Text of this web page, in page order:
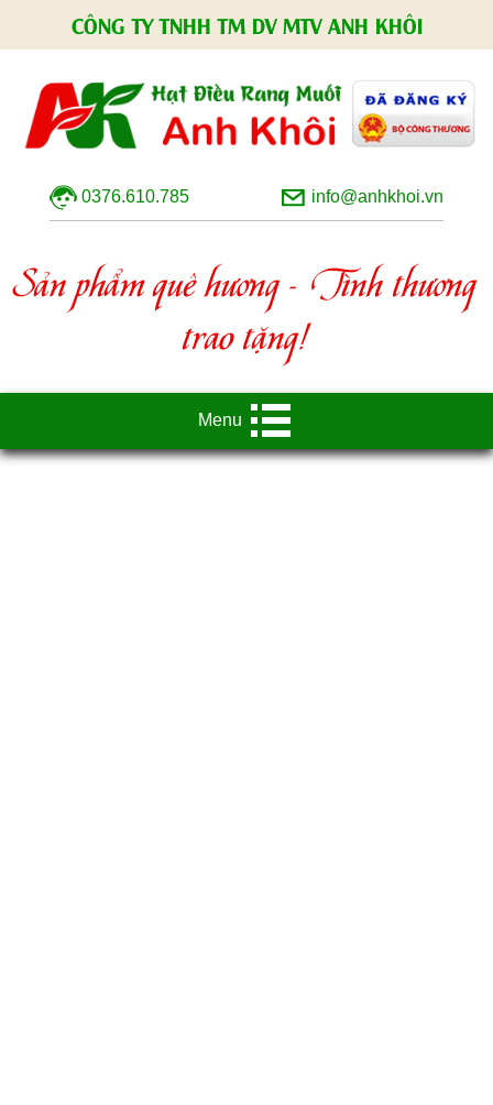
CÔNG TY TNHH TM DV MTV ANH KHÔI
0376.610.785 info@anhkhoi.vn
Sản phẩm quê hương - Tình thương
trao tặng!
Menu